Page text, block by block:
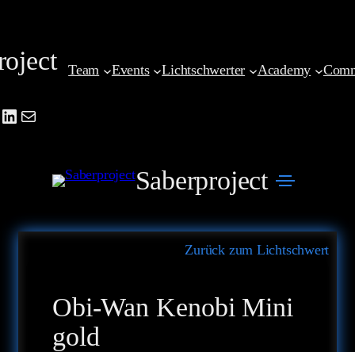
springen
Mail
Team Events Lichtschwerter Academy
Saberproject
Zurück zum Lichtschwert
Obi-Wan Kenobi Mini
gold